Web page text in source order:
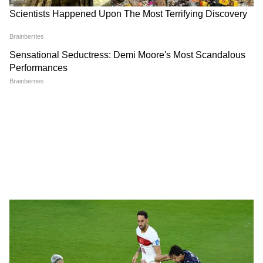
প্রতিমাসে কত তারিখে ঢুকবে অন্নপূর্ণার ৩
হাজার টাকা?